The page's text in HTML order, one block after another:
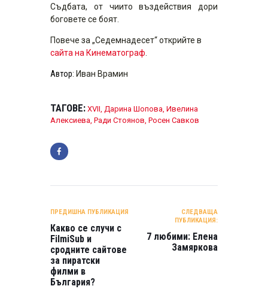
Съдбата, от чиито въздействия дори
боговете се боят.
Повече за „Седемнадесет“ открийте в
сайта на Кинематограф.
Автор: Иван Врамин
ТАГОВЕ: XVII Дарина Шопова Ивелина
Алексиева Ради Стоянов Росен Савков
ПРЕДИШНА ПУБЛИКАЦИЯ
Какво се случи с
FilmiSub и
сродните сайтове
за пиратски
филми в
България?
СЛЕДВАЩА
ПУБЛИКАЦИЯ:
7 любими: Елена
Замяркова